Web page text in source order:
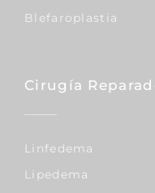
Blefaroplastia
Cirugía
Linfedema
Lipedema